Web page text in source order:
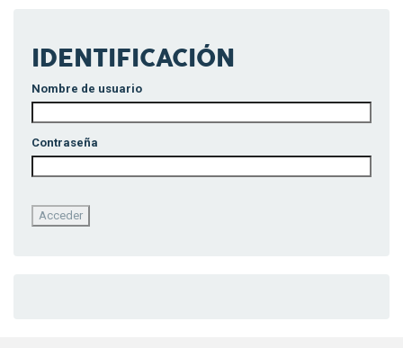
IDENTIFICACIÓN
Nombre de usuario
Contraseña